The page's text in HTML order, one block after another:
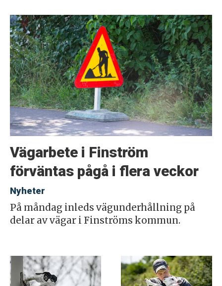
Vägarbete i Finström
förväntas pågå i flera veckor
Nyheter
På måndag inleds vägunderhållning på
delar av vägar i Finströms kommun.